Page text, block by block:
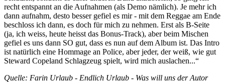
recht entspannt an die Aufnahmen (als Demo nämlich). Je mehr ich
dann aufnahm, desto besser gefiel es mir - mit dem Reggae am Ende
beschloss ich dann, es doch für mich zu nehmen. Erst als B-Seite
(ja, ich weiss, heute heisst das Bonus-Track), aber beim Mischen
gefiel es uns dann SO gut, dass es nun auf dem Album ist. Das Intro
ist natürlich eine Hommage an Police, aber jeder, der weiß, wie gut
Steward Copeland Schlagzeug spielt, wird mich auslachen...“
Quelle: Farin Urlaub - Endlich Urlaub - Was will uns der Autor